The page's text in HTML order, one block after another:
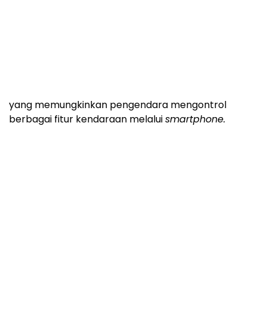
yang memungkinkan pengendara mengontrol
berbagai fitur kendaraan melaluismartphone.